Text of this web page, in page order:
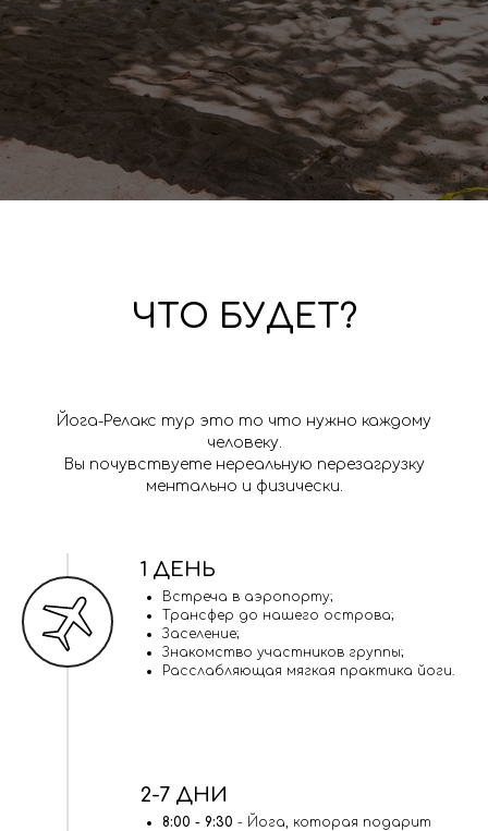
ЧТО БУДЕТ?
Йога-Релакс тур это то что нужно каждому
человеку.
Вы почувствуете нереальную перезагрузку
ментально и физически.
1 ДЕНЬ
Встреча в аэропорту;
Трансфер до нашего острова;
Заселение;
Знакомство участников группы;
Расслабляющая мягкая практика йоги.
2-7 ДНИ
8:00 - 9:30 - Йога, которая подарит